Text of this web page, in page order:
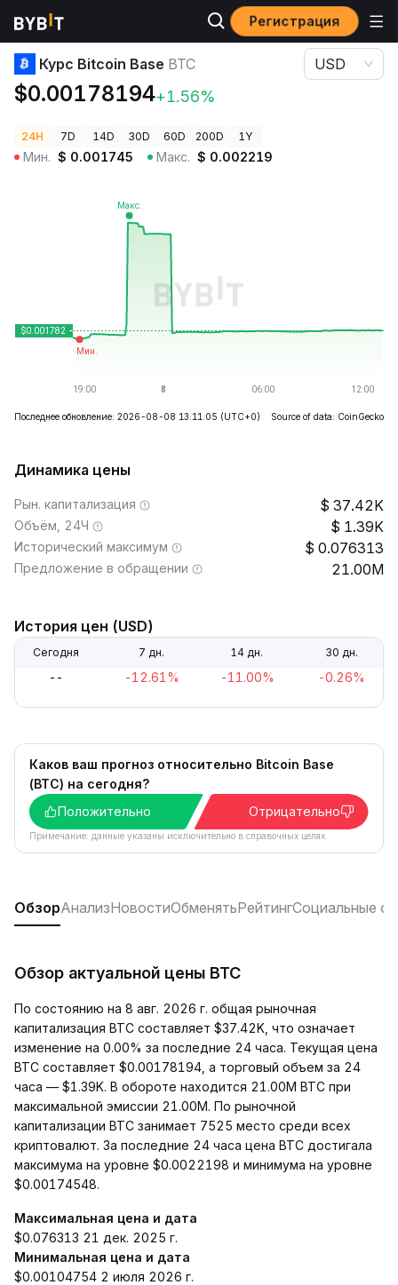
Регистрация
Цены криптовалют Курс Bitcoin Base BTC
Курс Bitcoin Base BTC
$0.00178194+1.56%
USD
24H 7D 14D 30D 60D 200D 1Y
Мин. $ 0.001745 Макс. $ 0.002219
Последнее обновление: 2026-08-08 13:11:05 (UTC+0) Source of data: CoinGecko
Динамика цены
Рын. капитализация 37.42K
Объём, 24Ч 1.39K
Исторический максимум 0.076313
Предложение в обращении 21.00M
История цен (USD)
Сегодня 7 дн. 14 дн. 30 дн.
-- -12.61% -11.00% -0.26%
Каков ваш прогноз относительно Bitcoin Base
(BTC) на сегодня?
Положительно
Отрицательно
Примечание: данные указаны исключительно в справочных целях.
ОбзорАнализНовостиОбменятьРейтингСоциальные
Обзор актуальной цены BTC
По состоянию на 8 авг. 2026 г. общая рыночная
капитализация BTC составляет $37.42K, что означает
изменение на 0.00% за последние 24 часа. Текущая цена
BTC составляет $0.00178194, а торговый объем за 24
часа — $1.39K. В обороте находится 21.00M BTC при
максимальной эмиссии 21.00M. По рыночной
капитализации BTC занимает 7525 место среди всех
криптовалют. За последние 24 часа цена BTC достигала
максимума на уровне $0.0022198 и минимума на уровне
$0.00174548.
Максимальная цена и дата
$0.076313 21 дек. 2025 г.
Минимальная цена и дата
$0.00104754 2 июля 2026 г.